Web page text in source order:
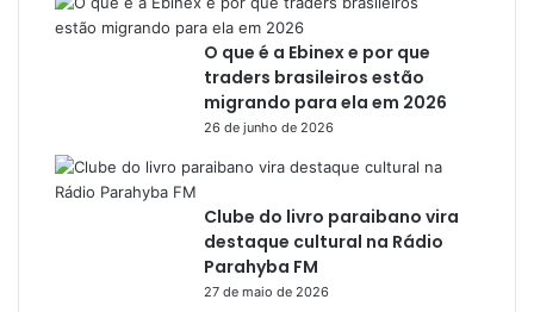
O que é a Ebinex e por que
traders brasileiros estão
migrando para ela em 2026
26 de junho de 2026
Clube do livro paraibano vira
destaque cultural na Rádio
Parahyba FM
27 de maio de 2026